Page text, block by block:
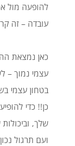
להופעה מול
עובדה – זה
כאן נמצאת
עצמי נמוך –
בטחון עצמי
כן!! כדי
שלך,
ועם תרגול